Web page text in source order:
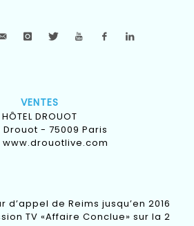
VENTES
HÔTEL DROUOT
Drouot - 75009 Paris
www.drouotlive.com
d’appel de Reims jusqu’en 2016
TV «Affaire Conclue» sur la 2